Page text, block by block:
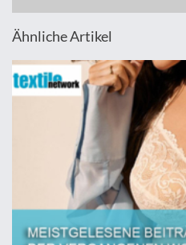
Ähnliche Artikel